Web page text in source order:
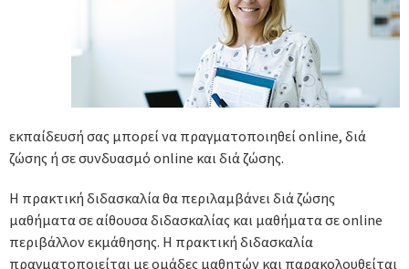
εκπαίδευσή σας μπορεί να πραγματοποιηθεί online, διά
ζώσης ή σε συνδυασμό online και διά ζώσης.
Η πρακτική διδασκαλία θα περιλαμβάνει διά ζώσης
μαθήματα σε αίθουσα διδασκαλίας και μαθήματα σε online
περιβάλλον εκμάθησης. Η πρακτική διδασκαλία
πραγματοποιείται με ομάδες μαθητών και παρακολουθείται